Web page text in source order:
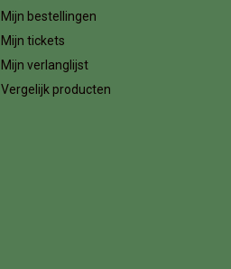
Mijn bestellingen
Mijn tickets
Mijn verlanglijst
Vergelijk producten